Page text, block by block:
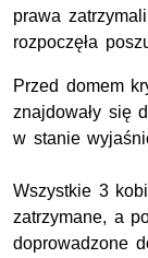
prawa
rozpoczęła
Przed domem
znajdowały się
w stanie
Wszystkie 3
zatrzymane, a
doprowadzone